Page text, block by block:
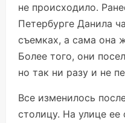
не происходило.
Петербурге Данила
съемках, а сама она
Более того, они
но так ни разу и не
Все изменилось
столицу. На улице